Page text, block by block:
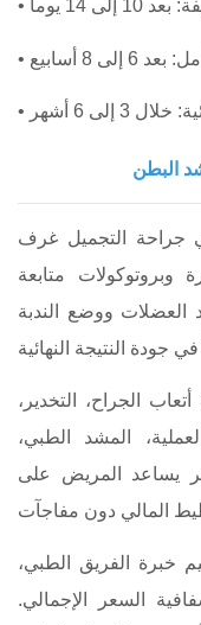
14 يوماً
8 أسابيع
3 إلى 6 أشهر
البطن
جراحة التجميل غرف
وبروتوكولات متابعة
العضلات ووضع الندبة
الجراح، التخدير،
المشد الطبي،
يساعد المريض على
خبرة الفريق الطبي،
السعر الإجمالي.